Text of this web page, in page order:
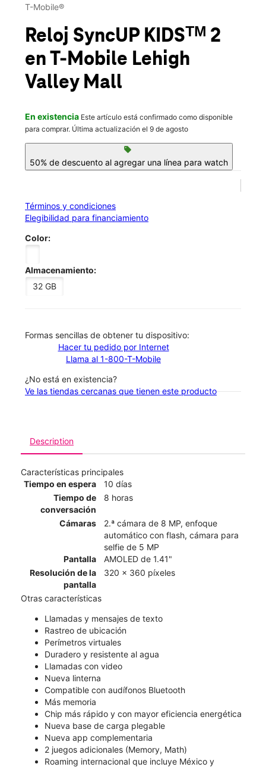
Vie.:10:00 a.m. a 9:00 p.m.
location_on
250 Lehigh Valley Mall # 105 Whitehall, PA 18052
T-Mobile®
Reloj SyncUP KIDSᵀᴹ 2
en T-Mobile Lehigh
Valley Mall
En existencia Este artículo está confirmado como disponible
para comprar. Última actualización el 9 de agosto
sell
50% de descuento al agregar una línea para watch
Términos y condiciones
Elegibilidad para financiamiento
Color:
Almacenamiento:
32 GB
​​​​​​​Formas sencillas de obtener tu dispositivo:
Hacer tu pedido por Internet
Llama al 1-800-T-Mobile
¿No está en existencia?
Ve las tiendas cercanas que tienen este producto
Description
Características principales
Tiempo en espera
10 días
Tiempo de
conversación
8 horas
Cámaras
2.ª cámara de 8 MP, enfoque
automático con flash, cámara para
selfie de 5 MP
Pantalla
AMOLED de 1.41"
Resolución de la
pantalla
320 x 360 píxeles
Otras características
Llamadas y mensajes de texto
Rastreo de ubicación
Perímetros virtuales
Duradero y resistente al agua
Llamadas con video
Nueva linterna
Compatible con audífonos Bluetooth
Más memoria
Chip más rápido y con mayor eficiencia energética
Nueva base de carga plegable
Nueva app complementaria
2 juegos adicionales (Memory, Math)
Roaming internacional que incluye México y